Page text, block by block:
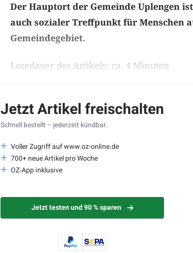
Der Hauptort der Gemeinde Uplengen
auch sozialer Treffpunkt für Menschen
Gemeindegebiet.
Lesedauer des Artikels: ca. 4 Minuten
Jetzt Artikel freischalten
Schnell bestellt – jederzeit kündbar.
Voller Zugriff auf www.oz-online.de
700+ neue Artikel pro Woche
OZ-App inklusive
Jetzt testen und 90 % sparen